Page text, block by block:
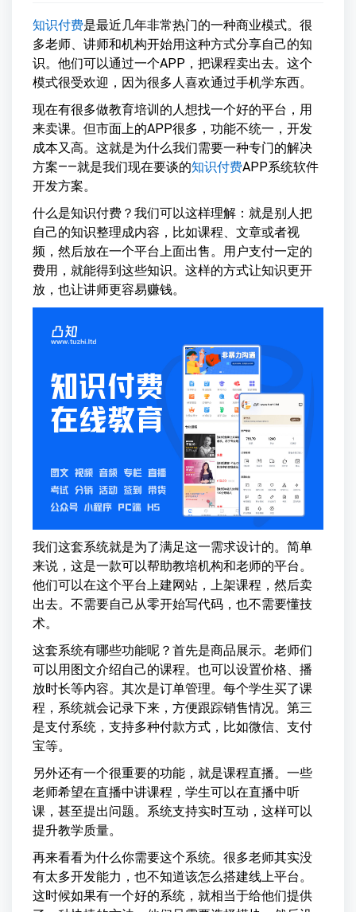
知识付费是最近几年非常热门的一种商业模式。很
多老师、讲师和机构开始用这种方式分享自己的知
识。他们可以通过一个APP，把课程卖出去。这个
模式很受欢迎，因为很多人喜欢通过手机学东西。
现在有很多做教育培训的人想找一个好的平台，用
来卖课。但市面上的APP很多，功能不统一，开发
成本又高。这就是为什么我们需要一种专门的解决
方案——就是我们现在要谈的知识付费APP系统软件
开发方案。
什么是知识付费？我们可以这样理解：就是别人把
自己的知识整理成内容，比如课程、文章或者视
频，然后放在一个平台上面出售。用户支付一定的
费用，就能得到这些知识。这样的方式让知识更开
放，也让讲师更容易赚钱。
我们这套系统就是为了满足这一需求设计的。简单
来说，这是一款可以帮助教培机构和老师的平台。
他们可以在这个平台上建网站，上架课程，然后卖
出去。不需要自己从零开始写代码，也不需要懂技
术。
这套系统有哪些功能呢？首先是商品展示。老师们
可以用图文介绍自己的课程。也可以设置价格、播
放时长等内容。其次是订单管理。每个学生买了课
程，系统就会记录下来，方便跟踪销售情况。第三
是支付系统，支持多种付款方式，比如微信、支付
宝等。
另外还有一个很重要的功能，就是课程直播。一些
老师希望在直播中讲课程，学生可以在直播中听
课，甚至提出问题。系统支持实时互动，这样可以
提升教学质量。
再来看看为什么你需要这个系统。很多老师其实没
有太多开发能力，也不知道该怎么搭建线上平台。
这时候如果有一个好的系统，就相当于给他们提供